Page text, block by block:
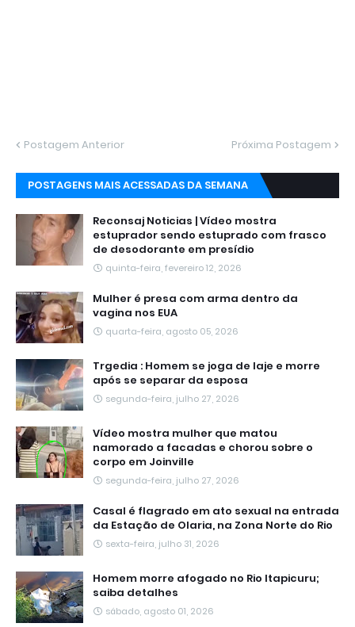
Postagem Anterior Próxima Postagem
POSTAGENS MAIS ACESSADAS DA SEMANA
Reconsaj Noticias | Vídeo mostra
estuprador sendo estuprado com frasco
de desodorante em presídio
quinta-feira, fevereiro 12, 2026
Mulher é presa com arma dentro da
vagina nos EUA
quarta-feira, agosto 05, 2026
Trgedia : Homem se joga de laje e morre
após se separar da esposa
segunda-feira, julho 27, 2026
Vídeo mostra mulher que matou
namorado a facadas e chorou sobre o
corpo em Joinville
segunda-feira, julho 27, 2026
Casal é flagrado em ato sexual na entrada
da Estação de Olaria, na Zona Norte do Rio
sexta-feira, julho 31, 2026
Homem morre afogado no Rio Itapicuru;
saiba detalhes
sábado, agosto 01, 2026